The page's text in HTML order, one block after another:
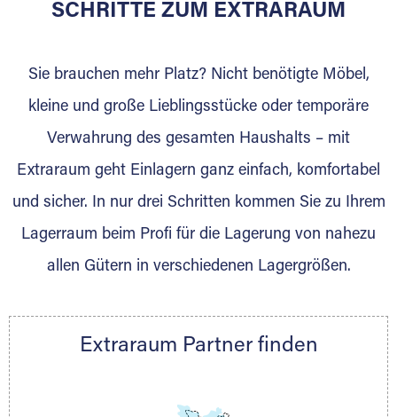
für die Einlagerung von Umzugsgut gebaut
Lagerkunden und Vermietungen.
Ihre Vorteile als Extraraum Partner:
Marktgerechte Preise
Digitale Buchungsplattform
Gewinnung von Neukunden
Nachricht.
Telefon:+49 6145 5442 - 404
DMG Aktiengesellschaft
SCHRITTE ZUM EXTRARAUM
Sie brauchen mehr Platz? Nicht benötigte Möbel,
kleine und große Lieblingsstücke oder temporäre
Verwahrung des gesamten Haushalts – mit
Extraraum geht Einlagern ganz einfach, komfortabel
und sicher. In nur drei Schritten kommen Sie zu Ihrem
Lagerraum beim Profi für die Lagerung von nahezu
allen Gütern in verschiedenen Lagergrößen.
Extraraum Partner finden